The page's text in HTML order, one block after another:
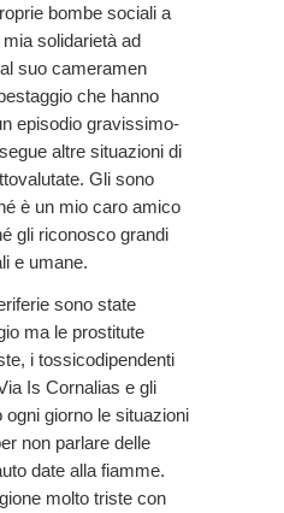
bombe sociali a
solidarietà ad
suo cameramen
che hanno
episodio gravissimo-
altre situazioni di
Gli sono
è un mio caro amico
gli riconosco grandi
e umane.
sono state
ma le prostitute
i tossicodipendenti
Is Cornalias e gli
giorno le situazioni
non parlare delle
date alla fiamme.
molto triste con